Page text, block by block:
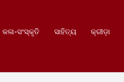
କଳା-ସଂସ୍କୃତି ସାହିତ୍ୟ କ୍ରୀଡ଼ା